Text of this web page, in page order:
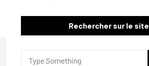
Rechercher sur le site